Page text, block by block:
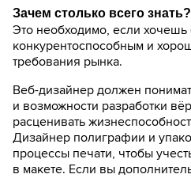
Зачем столько всего знать?
Это необходимо, если хочешь
конкурентоспособным и
требования рынка.
Веб-дизайнер должен
и возможности разработки
расценивать
Дизайнер полиграфии и
процессы печати, чтобы
в макете. Если вы